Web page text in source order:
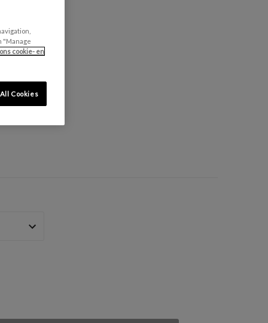
"Manage
cookie- en
Cookies